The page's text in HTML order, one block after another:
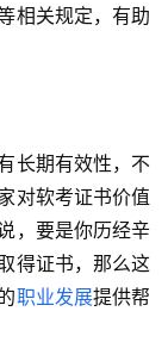
相关规定，有助
长期有效性，不
对软考证书价值
，要是你历经辛
得证书，那么这
职业发展提供帮